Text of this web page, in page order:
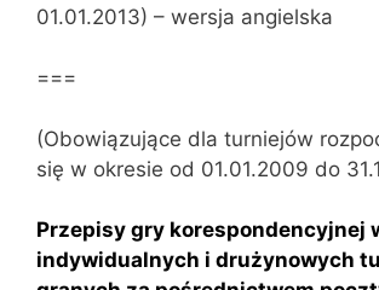
01.01.2013) – wersja angielska
===
(Obowiązujące dla turniejów
się w okresie od 01.01.2009 do
Przepisy gry korespondencyjnej
indywidualnych i drużynowych